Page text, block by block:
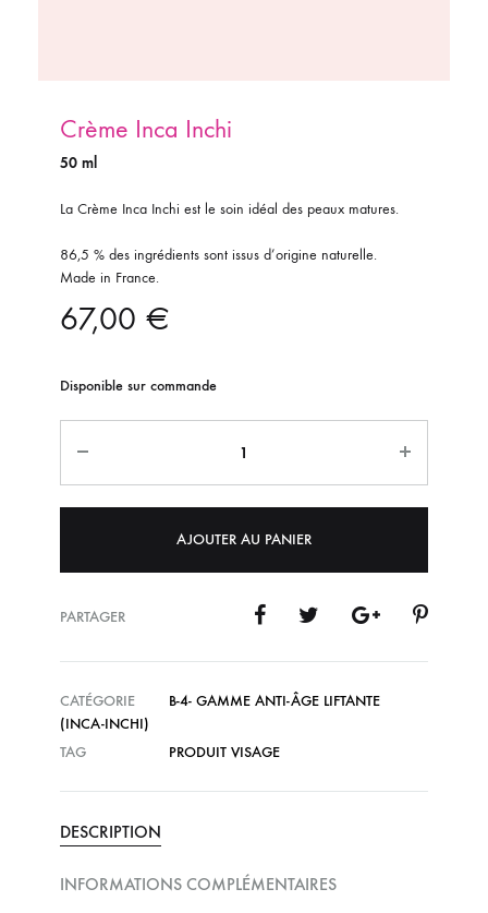
Crème Inca Inchi
50 ml
La Crème Inca Inchi est le soin idéal des peaux matures.
86,5 % des ingrédients sont issus d’origine naturelle.
Made in France.
67,00 €
Disponible sur commande
AJOUTER AU PANIER
PARTAGER
CATÉGORIE
B-4- GAMME ANTI-ÂGE LIFTANTE
(INCA-INCHI)
TAG
PRODUIT VISAGE
DESCRIPTION
INFORMATIONS COMPLÉMENTAIRES